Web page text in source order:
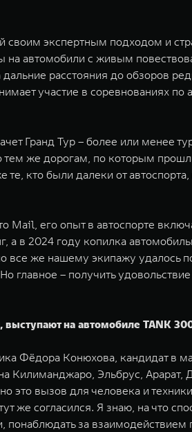
экспертным подходом и
автомобили с живым
расстояния до обзоров
участие в соревнованиях
Гранд Тур – более или менее
тем же дорогам, по которым
кто были далеки от автоспорта,
Mail, его опыт в автоспорте
а в 2024 году копилка
же нашему экипажу удалось
главное – получить
на автомобиле TANK
Фёдора Конюхова, кандидат в
Килиманджаро, Эльбрус,
это вызов для человека и
же согласился. Я знаю, на что
за